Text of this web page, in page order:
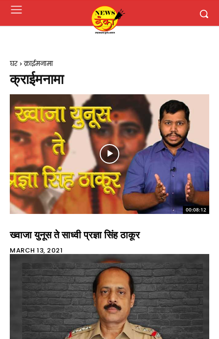
घर क्राईमनामा
क्राईमनामा
00:08:12
ख्वाजा युनूस ते साध्वी प्रज्ञा सिंह ठाकूर
MARCH 13, 2021